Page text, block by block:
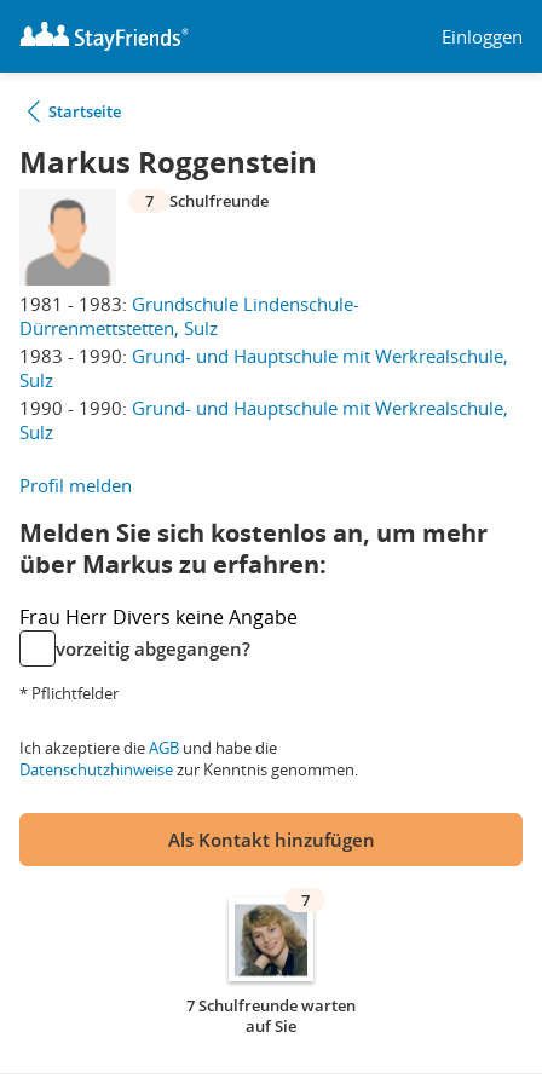
Einloggen
Startseite
Markus Roggenstein
1981 - 1983: Grundschule Lindenschule-
Dürrenmettstetten, Sulz
1983 - 1990: Grund- und Hauptschule mit Werkrealschule,
Sulz
1990 - 1990: Grund- und Hauptschule mit Werkrealschule,
Sulz
7 Schulfreunde
Profil melden
Melden Sie sich kostenlos an, um mehr
über Markus zu erfahren:
Frau Herr Divers keine Angabe
vorzeitig abgegangen?
* Pflichtfelder
Ich akzeptiere dieAGB und habe die
Datenschutzhinweisezur Kenntnis genommen.
Als Kontakt hinzufügen
7
7 Schulfreunde warten
auf Sie